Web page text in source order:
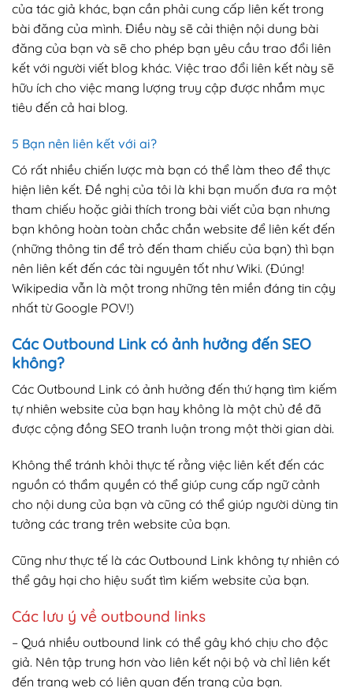
của tác giả khác, bạn cần phải cung cấp liên kết trong
bài đăng của mình. Điều này sẽ cải thiện nội dung bài
đăng của bạn và sẽ cho phép bạn yêu cầu trao đổi liên
kết với người viết blog khác. Việc trao đổi liên kết này sẽ
hữu ích cho việc mang lượng truy cập được nhắm mục
tiêu đến cả hai blog.
5 Bạn nên liên kết với ai?
Có rất nhiều chiến lược mà bạn có thể làm theo để thực
hiện liên kết. Đề nghị của tôi là khi bạn muốn đưa ra một
tham chiếu hoặc giải thích trong bài viết của bạn nhưng
bạn không hoàn toàn chắc chắn website để liên kết đến
(những thông tin để trỏ đến tham chiếu của bạn) thì bạn
nên liên kết đến các tài nguyên tốt như Wiki. (Đúng!
Wikipedia vẫn là một trong những tên miền đáng tin cậy
nhất từ ​​Google POV!)
Các Outbound Link có ảnh hưởng đến SEO
không?
Các Outbound Link có ảnh hưởng đến thứ hạng tìm kiếm
tự nhiên website của bạn hay không là một chủ đề đã
được cộng đồng SEO tranh luận trong một thời gian dài.
Không thể tránh khỏi thực tế rằng việc liên kết đến các
nguồn có thẩm quyền có thể giúp cung cấp ngữ cảnh
cho nội dung của bạn và cũng có thể giúp người dùng tin
tưởng các trang trên website của bạn.
Cũng như thực tế là các Outbound Link không tự nhiên có
thể gây hại cho hiệu suất tìm kiếm website của bạn.
Các lưu ý về outbound links
– Quá nhiều outbound link có thể gây khó chịu cho độc
giả. Nên tập trung hơn vào liên kết nội bộ và chỉ liên kết
đến trang web có liên quan đến trang của bạn.